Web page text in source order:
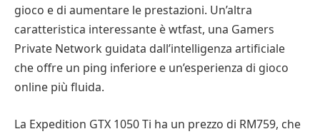
gioco e di aumentare le prestazioni. Un’altra
caratteristica interessante è wtfast, una Gamers
Private Network guidata dall’intelligenza artificiale
che offre un ping inferiore e un’esperienza di gioco
online più fluida.
La Expedition GTX 1050 Ti ha un prezzo di RM759, che